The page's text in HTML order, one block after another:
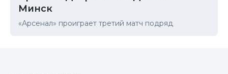
Минск
«Арсенал» проиграет третий матч подряд